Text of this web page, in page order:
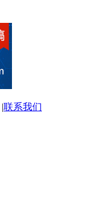
|联系我们